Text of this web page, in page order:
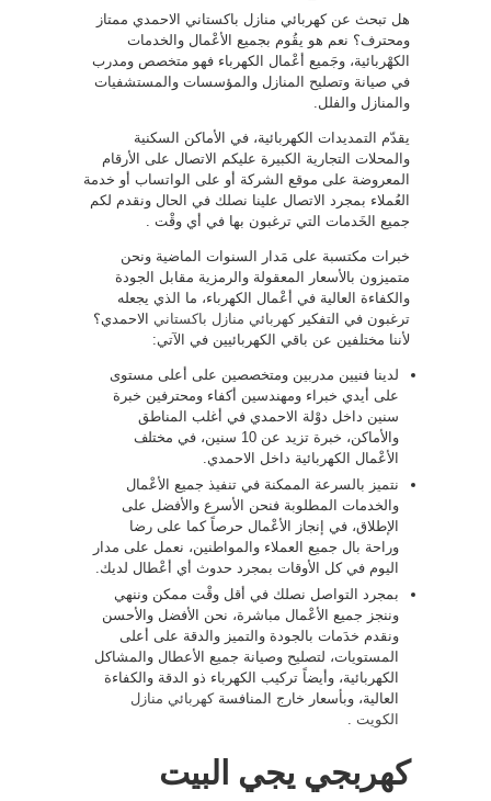
هل تبحث عن كهربائي منازل باكستاني الاحمدي ممتاز
ومحترف؟ نعم هو يقُوم بجميع الأعْمال والخدمات
الكهْربائية، وجَميع أعْمال الكهرباء فهو متخصص ومدرب
في صيانة وتصليح المنازل والمؤسسات والمستشفيات
والمنازل والفلل.
يقدّم التمديدات الكهربائية، في الأماكن السكنية
والمحلات التجارية الكبيرة عليكم الاتصال على الأرقام
المعروضة على موقع الشركة أو على الواتساب أو خدمة
العُملاء بمجرد الاتصال علينا نصلك في الحال ونقدم لكم
جميع الخَدمات التي ترغبون بها في أي وقْت .
خبرات مكتسبة على مَدار السنوات الماضية ونحن
متميزون بالأسعار المعقولة والرمزية مقابل الجودة
والكفاءة العالية في أعْمال الكهرباء، ما الذي يجعله
ترغبون في التفكيركهربائي منازل باكستاني الاحمدي؟
لأننا مختلفين عن باقي الكهربائيين في الآتي:
لدينا فنيين مدربين ومتخصصين على أعلى مستوى
على أيدي خبراء ومهندسين أكفاء ومحترفين خبرة
سنين داخل دوْلة الاحمدي في أغلب المناطق
والأماكن، خبرة تزيد عن 10 سنين، في مختلف
الأعْمال الكهربائية داخل الاحمدي.
نتميز بالسرعة الممكنة في تنفيذ جميع الأعْمال
والخدمات المطلوبة فنحن الأسرع والأفضل على
الإطلاق، في إنجاز الأعْمال حرصاً كما على رضا
وراحة بال جميع العملاء والمواطنين، نعمل على مدار
اليوم في كل الأوقات بمجرد حدوث أي أعْطال لديك.
بمجرد التواصل نصلك في أقل وقْت ممكن وننهي
وننجز جميع الأعْمال مباشرة، نحن الأفضل والأحسن
ونقدم خدَمات بالجودة والتميز والدقة على أعلى
المستويات، لتصليح وصيانة جميع الأعطال والمشاكل
الكهربائية، وأيضاً تركيب الكهرباء ذو الدقة والكفاءة
العالية، وبأسعار خارج المنافسةكهربائي منازل
الكويت
كهربجي يجي البيت